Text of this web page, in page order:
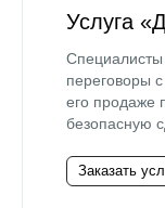
Услуга
Специалисты
переговоры
его продаже
безопасную
Заказать